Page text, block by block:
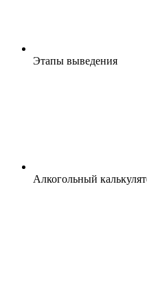
Этапы выведения
Алкогольный